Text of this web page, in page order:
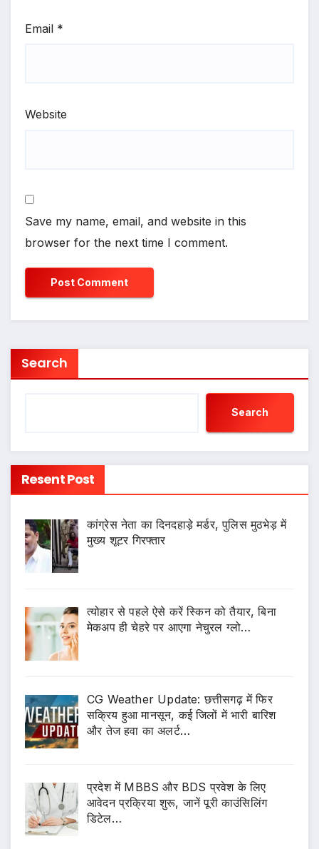
Email *
Website
Save my name, email, and website in this
browser for the next time I comment.
Search
Search
Resent Post
कांग्रेस नेता का दिनदहाड़े मर्डर, पुलिस मुठभेड़ में
मुख्य शूटर गिरफ्तार
त्योहार से पहले ऐसे करें स्किन को तैयार, बिना
मेकअप ही चेहरे पर आएगा नेचुरल ग्लो…
CG Weather Update: छत्तीसगढ़ में फिर
सक्रिय हुआ मानसून, कई जिलों में भारी बारिश
और तेज हवा का अलर्ट…
प्रदेश में MBBS और BDS प्रवेश के लिए
आवेदन प्रक्रिया शुरू, जानें पूरी काउंसिलिंग
डिटेल…